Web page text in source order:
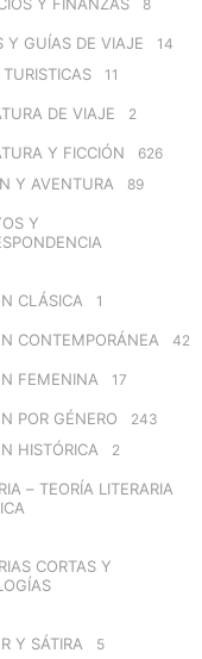
Y FINANZAS 8
Y GUÍAS DE VIAJE 14
11
DE VIAJE 2
Y FICCIÓN 626
Y AVENTURA 89
Y
CLÁSICA 1
CONTEMPORÁNEA 42
FEMENINA 17
POR GÉNERO 243
HISTÓRICA 2
– TEORÍA LITERARIA
CORTAS Y
Y SÁTIRA 5